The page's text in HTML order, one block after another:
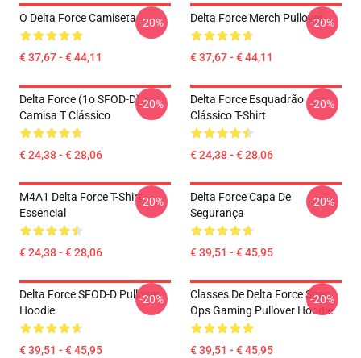
O Delta Force Camiseta
€ 37,67 - € 44,11
-20% Delta Force Merch Pullover
€ 37,67 - € 44,11
-20%
Delta Force (1o SFOD-D)
Camisa T Clássico
€ 24,38 - € 28,06
-20%
Delta Force Esquadrão
Clássico T-Shirt
€ 24,38 - € 28,06
-20%
M4A1 Delta Force T-Shirt
Essencial
€ 24,38 - € 28,06
-20%
Delta Force Capa De
Segurança
€ 39,51 - € 45,95
-20%
Delta Force SFOD-D Pullover
Hoodie
€ 39,51 - € 45,95
-20%
Classes De Delta Force Spec
Ops Gaming Pullover Hoodie
€ 39,51 - € 45,95
-20%